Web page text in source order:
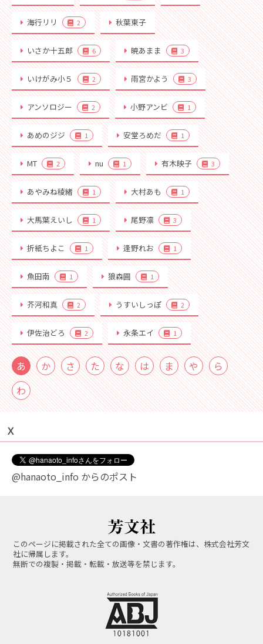
海行リリ 2 秋葉東子
いさか十五郎 6 暁あまま 3
いけがみ小５ 2 雨宮かよう 3
アンソロジー 2 小野アンビ 1
あめのジジ 1 安堂ろめだ 1
MT 2 nu 1 有木映子 3
あやみね稜緒 1 大村あも 1
大馬葉えいし 1 尾野凛 3
折紙ちよこ 1 逢野れお 1
魚田南 1 狼森圓 1
芥河和真 2 うすいしっぽ 2
伊佐治どろ 2 永条エイ 1
あ か さ た な は ま や
ら
わ
Ｘ
@hanaoto_info からのポスト
このページに掲載された全ての画像・文書の著作権は、株式会社芳文
社に帰属します。
無断での複製・掲載・転載・放送等を禁じます。